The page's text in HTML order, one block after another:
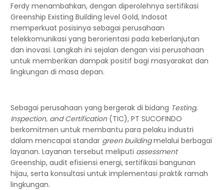
Ferdy menambahkan, dengan diperolehnya sertifikasi
Greenship Existing Building level Gold, Indosat
memperkuat posisinya sebagai perusahaan
telekkomunikasi yang berorientasi pada keberlanjutan
dan inovasi. Langkah ini sejalan dengan visi perusahaan
untuk memberikan dampak positif bagi masyarakat dan
lingkungan di masa depan.
Sebagai perusahaan yang bergerak di bidang Testing,
Inspection, and Certification(TIC), PT SUCOFINDO
berkomitmen untuk membantu para pelaku industri
dalam mencapai standar green buildingmelalui berbagai
layanan. Layanan tersebut meliputi assessment
Greenship, audit efisiensi energi, sertifikasi bangunan
hijau, serta konsultasi untuk implementasi praktik ramah
lingkungan.